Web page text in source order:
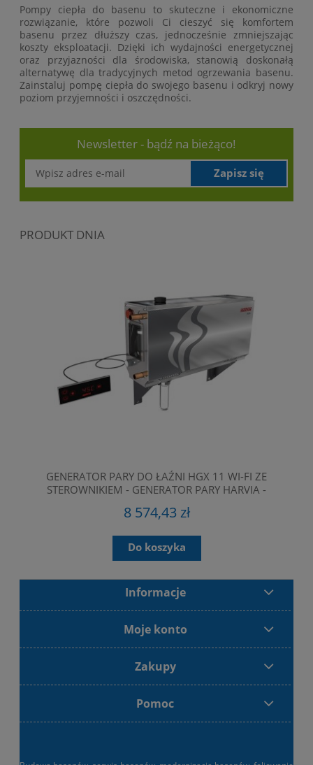
Pompy ciepła do basenu to skuteczne i ekonomiczne
rozwiązanie, które pozwoli Ci cieszyć się komfortem
basenu przez dłuższy czas, jednocześnie zmniejszając
koszty eksploatacji. Dzięki ich wydajności energetycznej
oraz przyjazności dla środowiska, stanowią doskonałą
alternatywę dla tradycyjnych metod ogrzewania basenu.
Zainstaluj pompę ciepła do swojego basenu i odkryj nowy
poziom przyjemności i oszczędności.
Newsletter - bądź na bieżąco!
Zapisz się
PRODUKT DNIA
GENERATOR PARY DO ŁAŹNI HGX 11 WI-FI ZE
STEROWNIKIEM - GENERATOR PARY HARVIA -
8 574,43 zł
Do koszyka
Informacje
Moje konto
Zakupy
Pomoc